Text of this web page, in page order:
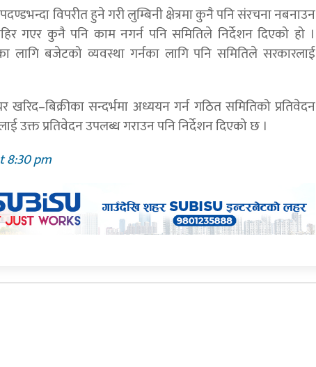
विपरीत हुने गरी लुम्बिनी क्षेत्रमा कुनै पनि संरचना नबनाउन
गएर कुनै पनि काम नगर्न पनि समितिले निर्देशन दिएको हो ।
लागि बजेटको व्यवस्था गर्नका लागि पनि समितिले सरकारलाई
सन्दर्भमा अध्ययन गर्न गठित समितिको प्रतिवेदन
उक्त प्रतिवेदन उपलब्ध गराउन पनि निर्देशन दिएको छ ।
8:30 pm